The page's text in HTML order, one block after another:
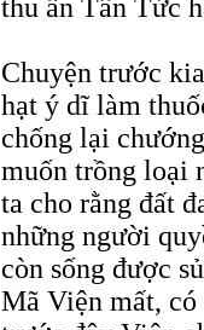
thu ấn Tân Tức
Chuyện trước
hạt ý dĩ làm
chống lại
muốn trồng loại
ta cho rằng đất
những người
còn sống được
Mã Viện mất, có